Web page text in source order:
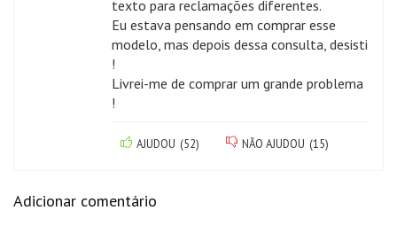
texto para reclamações diferentes.
Eu estava pensando em comprar esse
modelo, mas depois dessa consulta, desisti
!
Livrei-me de comprar um grande problema
!
AJUDOU (52) NÃO AJUDOU (15)
Adicionar comentário